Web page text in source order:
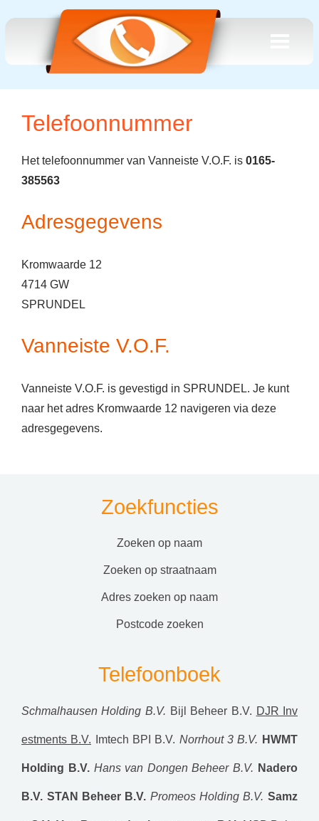
Telefoonnummer
Het telefoonnummer van Vanneiste V.O.F. is 0165-
385563
Adresgegevens
Kromwaarde 12
4714 GW
SPRUNDEL
Vanneiste V.O.F.
Vanneiste V.O.F. is gevestigd in SPRUNDEL. Je kunt
naar het adres Kromwaarde 12 navigeren via deze
adresgegevens.
Zoekfuncties
zoeken op naam
zoeken op straatnaam
adres zoeken op naam
postcode zoeken
Telefoonboek
Schmalhausen Holding B.V. Bijl Beheer B.V. DJR Inv
estments B.V. Imtech BPI B.V. Norrhout 3 B.V. HWMT
Holding B.V. Hans van Dongen Beheer B.V. Nadero
B.V. STAN Beheer B.V. Promeos Holding B.V. Samz